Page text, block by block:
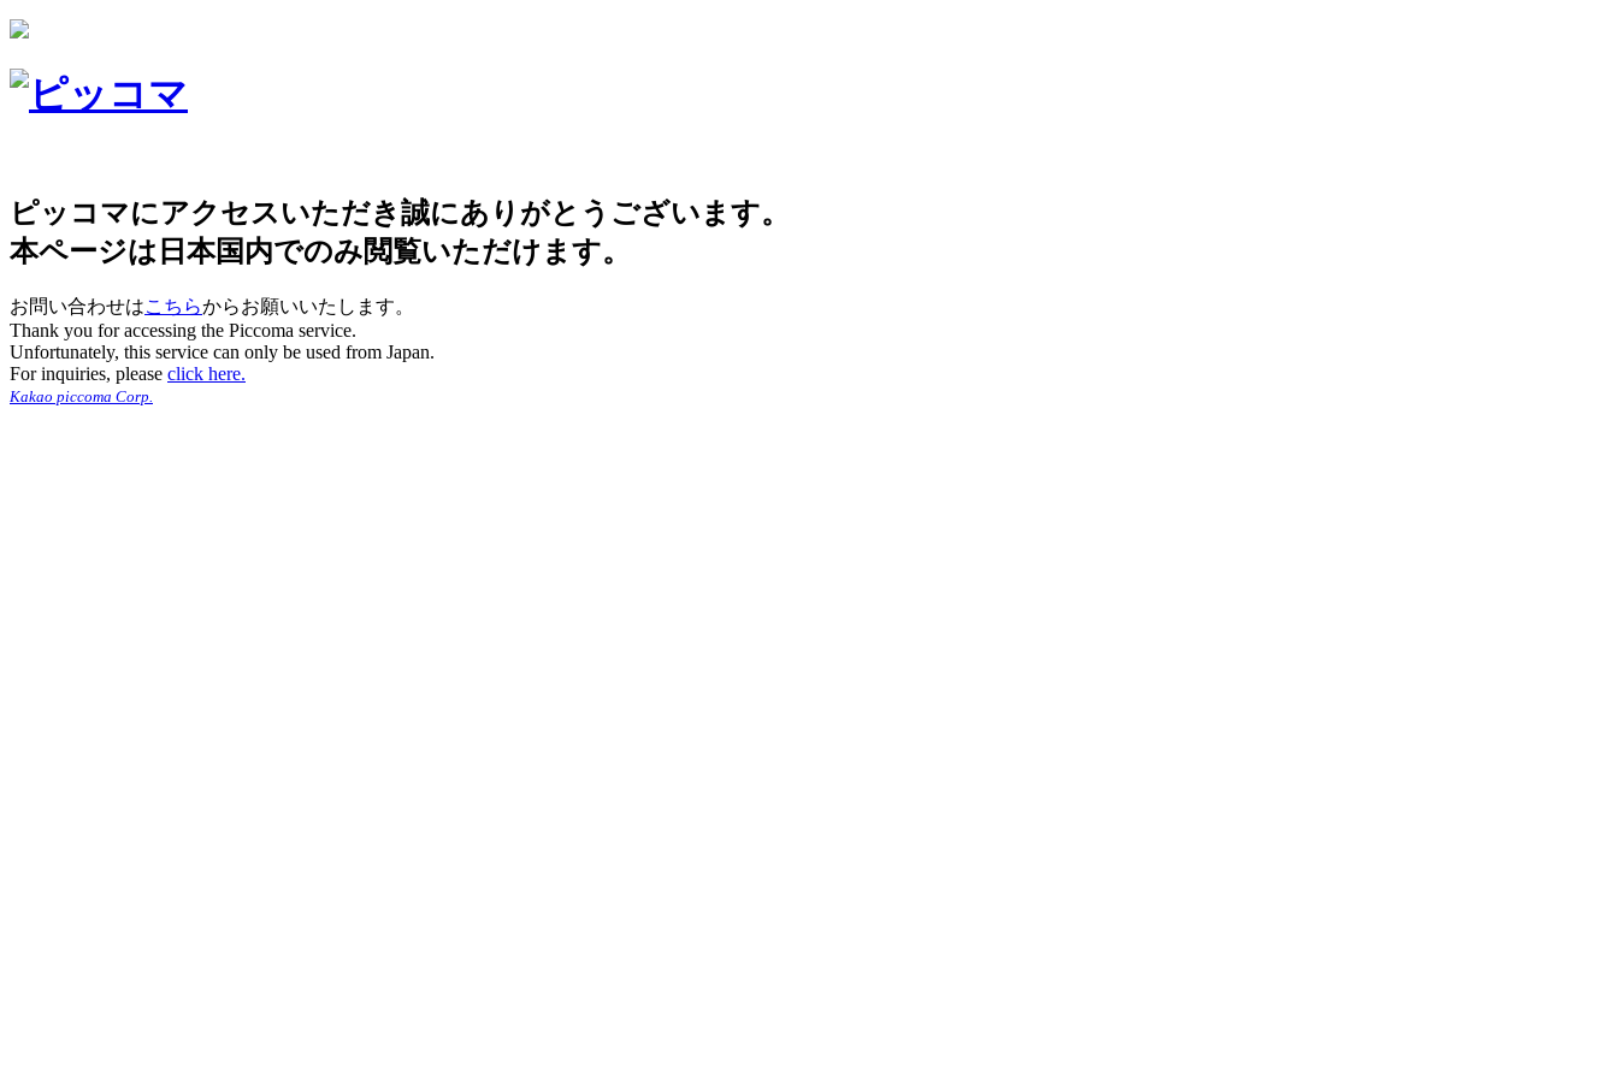
ピッコマにアクセスいただき誠にありがとうございます。
本ページは日本国内でのみ閲覧いただけます。
お問い合わせはこちらからお願いいたします。
Thank you for accessing the Piccoma service.
Unfortunately, this service can only be used from Japan.
For inquiries, please click here.
Kakao piccoma Corp.